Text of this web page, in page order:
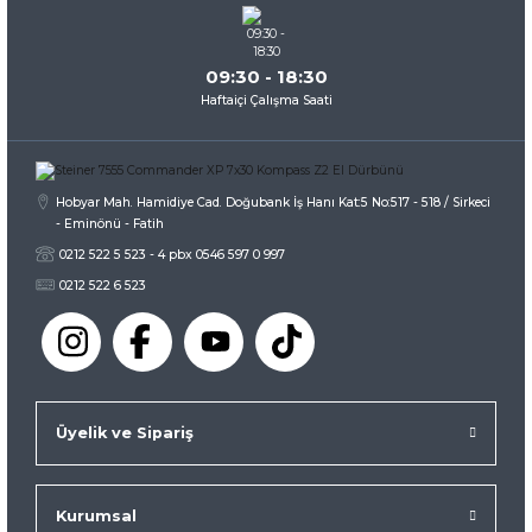
09:30 - 18:30
Haftaiçi Çalışma Saati
Hobyar Mah. Hamidiye Cad. Doğubank İş Hanı Kat:5 No:517 - 518 / Sirkeci
- Eminönü - Fatih
0212 522 5 523 - 4 pbx 0546 597 0 997
0212 522 6 523
Üyelik ve Sipariş
Kurumsal